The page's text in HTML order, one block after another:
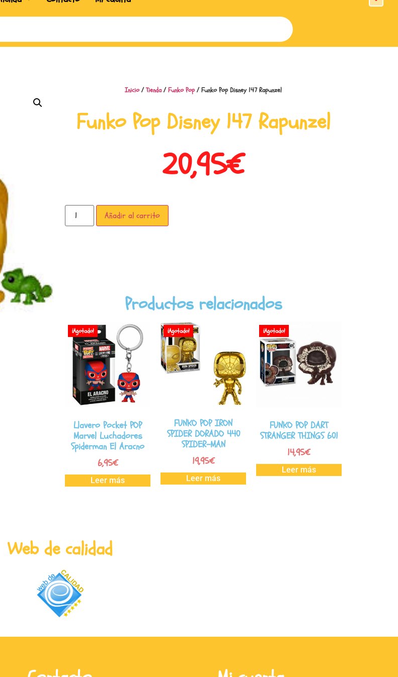
Inicio/Tienda/Funko Pop / Funko Pop Disney 147 Rapunzel
Funko Pop Disney 147 Rapunzel
20,95€
Añadir al carrito
Productos relacionados
¡Agotado!
Llavero Pocket POP
Marvel Luchadores
Spiderman El Aracno
6,95€
Leer más
¡Agotado!
FUNKO POP IRON
SPIDER DORADO 440
SPIDER-MAN
19,95€
Leer más
¡Agotado!
FUNKO POP DART
STRANGER THINGS 601
14,95€
Leer más
Web de calidad